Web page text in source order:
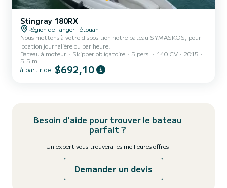
Stingray 180RX
Région de Tanger-Tétouan
Nous mettons à votre disposition notre bateau SYMASKOS, pour
location journalière ou par heure.
Bateau à moteur
Skipper obligatoire 5 pers. 140 CV
2015
5.5 m
à partir de $692,10
Besoin d'aide pour trouver le bateau
parfait ?
Un expert vous trouvera les meilleures offres
Demander un devis